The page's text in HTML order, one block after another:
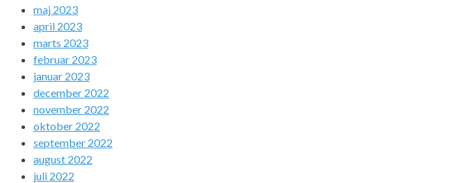
maj 2023
april 2023
marts 2023
februar 2023
januar 2023
december 2022
november 2022
oktober 2022
september 2022
august 2022
juli 2022